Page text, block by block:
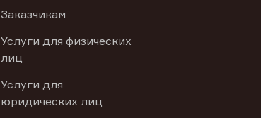
Заказчикам
Услуги для физических
лиц
Услуги для
юридических лиц